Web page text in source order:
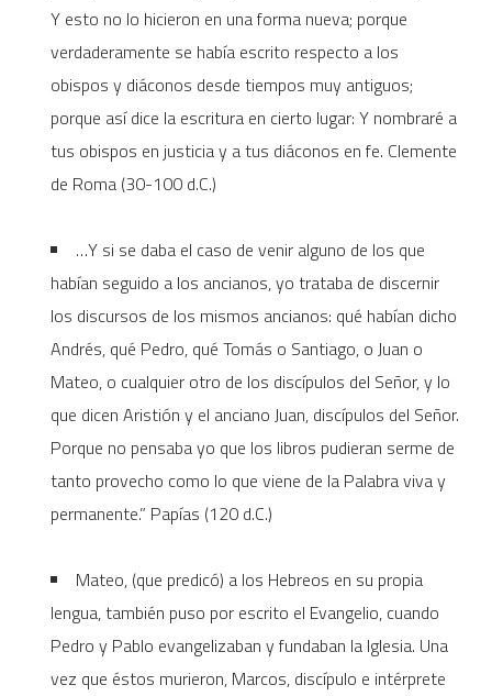
Y esto no lo hicieron en una forma nueva; porque
verdaderamente se había escrito respecto a los
obispos y diáconos desde tiempos muy antiguos;
porque así dice la escritura en cierto lugar: Y nombraré a
tus obispos en justicia y a tus diáconos en fe. Clemente
de Roma (30-100 d.C.)
…Y si se daba el caso de venir alguno de los que
habían seguido a los ancianos, yo trataba de discernir
los discursos de los mismos ancianos: qué habían dicho
Andrés, qué Pedro, qué Tomás o Santiago, o Juan o
Mateo, o cualquier otro de los discípulos del Señor, y lo
que dicen Aristión y el anciano Juan, discípulos del Señor.
Porque no pensaba yo que los libros pudieran serme de
tanto provecho como lo que viene de la Palabra viva y
permanente.” Papías (120 d.C.)
Mateo, (que predicó) a los Hebreos en su propia
lengua, también puso por escrito el Evangelio, cuando
Pedro y Pablo evangelizaban y fundaban la Iglesia. Una
vez que éstos murieron, Marcos, discípulo e intérprete